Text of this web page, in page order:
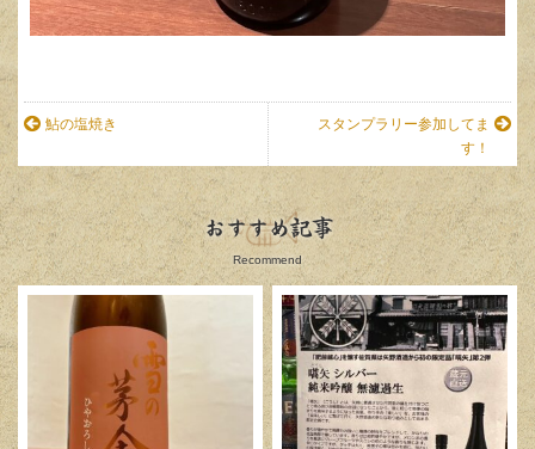
鮎の塩焼き
スタンプラリー参加してま
す！
おすすめ記事
Recommend